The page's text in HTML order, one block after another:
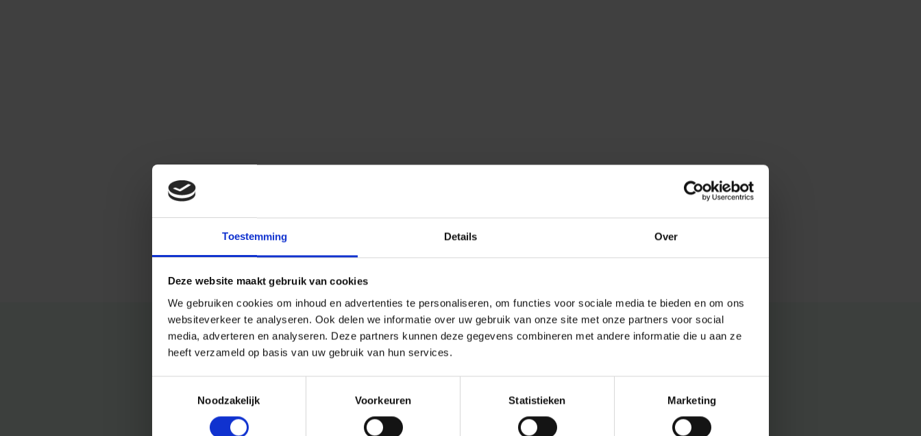
Toestemming Details Over
Deze website maakt gebruik van cookies
We gebruiken cookies om inhoud en advertenties te personaliseren, om functies voor sociale media te bieden en om ons
websiteverkeer te analyseren. Ook delen we informatie over uw gebruik van onze site met onze partners voor social
media, adverteren en analyseren. Deze partners kunnen deze gegevens combineren met andere informatie die u aan ze
heeft verzameld op basis van uw gebruik van hun services.
Noodzakelijk
Voorkeuren Statistieken Marketing